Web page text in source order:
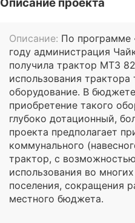
Описание: По программе
году администрация
получила трактор МТЗ
использования трактора
оборудование. В
приобретение такого
глубоко дотационный,
проекта предполагает
коммунального
трактор, с
использования во
поселения, сокращения
местного бюджета.